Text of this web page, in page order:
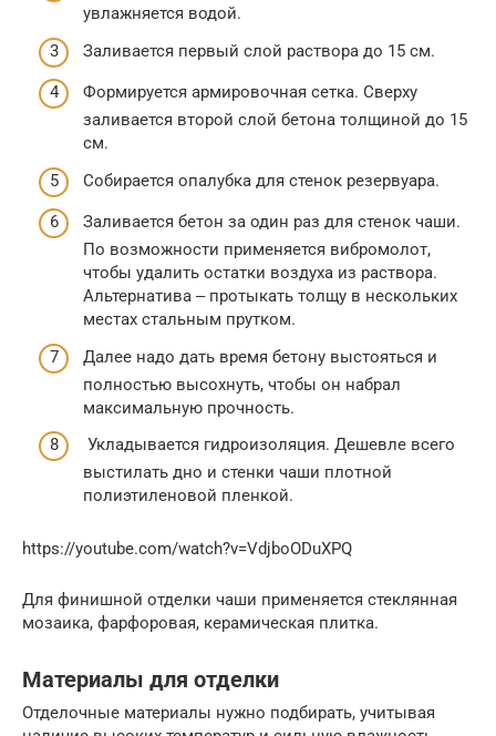
увлажняется водой.
Заливается первый слой раствора до 15 см.
Формируется армировочная сетка. Сверху
заливается второй слой бетона толщиной до 15
см.
Собирается опалубка для стенок резервуара.
Заливается бетон за один раз для стенок чаши.
По возможности применяется вибромолот,
чтобы удалить остатки воздуха из раствора.
Альтернатива ‒ протыкать толщу в нескольких
местах стальным прутком.
Далее надо дать время бетону выстояться и
полностью высохнуть, чтобы он набрал
максимальную прочность.
Укладывается гидроизоляция. Дешевле всего
выстилать дно и стенки чаши плотной
полиэтиленовой пленкой.
https://youtube.com/watch?v=VdjboODuXPQ
Для финишной отделки чаши применяется стеклянная
мозаика, фарфоровая, керамическая плитка.
Материалы для отделки
Отделочные материалы нужно подбирать, учитывая